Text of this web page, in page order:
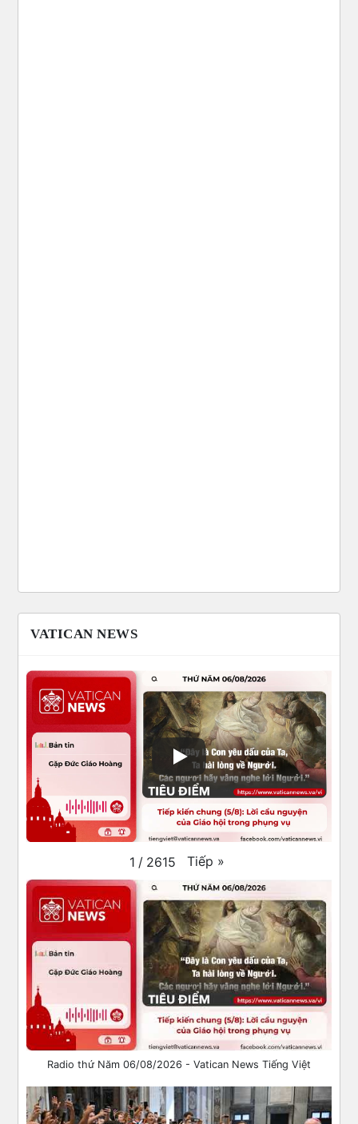
VATICAN NEWS
1 / 2615 Tiếp »
Radio thứ Năm 06/08/2026 - Vatican News Tiếng Việt